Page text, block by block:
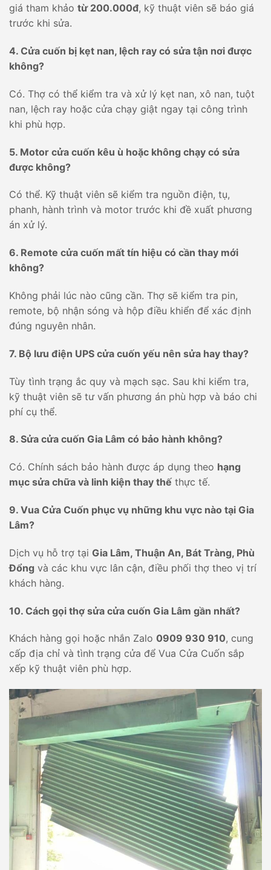
giá tham khảo từ 200.000đ, kỹ thuật viên sẽ báo giá
trước khi sửa.
4. Cửa cuốn bị kẹt nan, lệch ray có sửa tận nơi được
không?
Có. Thợ có thể kiểm tra và xử lý kẹt nan, xô nan, tuột
nan, lệch ray hoặc cửa chạy giật ngay tại công trình
khi phù hợp.
5. Motor cửa cuốn kêu ù hoặc không chạy có sửa
được không?
Có thể. Kỹ thuật viên sẽ kiểm tra nguồn điện, tụ,
phanh, hành trình và motor trước khi đề xuất phương
án xử lý.
6. Remote cửa cuốn mất tín hiệu có cần thay mới
không?
Không phải lúc nào cũng cần. Thợ sẽ kiểm tra pin,
remote, bộ nhận sóng và hộp điều khiển để xác định
đúng nguyên nhân.
7. Bộ lưu điện UPS cửa cuốn yếu nên sửa hay thay?
Tùy tình trạng ắc quy và mạch sạc. Sau khi kiểm tra,
kỹ thuật viên sẽ tư vấn phương án phù hợp và báo chi
phí cụ thể.
8. Sửa cửa cuốn Gia Lâm có bảo hành không?
Có. Chính sách bảo hành được áp dụng theo hạng
mục sửa chữa và linh kiện thay thế thực tế.
9. Vua Cửa Cuốn phục vụ những khu vực nào tại Gia
Lâm?
Dịch vụ hỗ trợ tại Gia Lâm, Thuận An, Bát Tràng, Phù
Đổng và các khu vực lân cận, điều phối thợ theo vị trí
khách hàng.
10. Cách gọi thợ sửa cửa cuốn Gia Lâm gần nhất?
Khách hàng gọi hoặc nhắn Zalo 0909 930 910, cung
cấp địa chỉ và tình trạng cửa để Vua Cửa Cuốn sắp
xếp kỹ thuật viên phù hợp.